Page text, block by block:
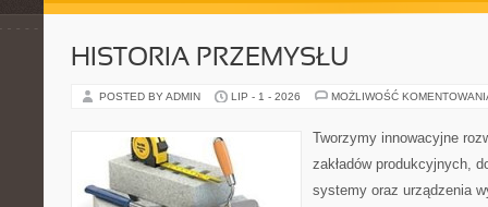
HISTORIA PRZEMYSŁU
POSTED BY ADMIN LIP - 1 - 2026 MOŻLIWOŚĆ
Tworzymy innowacyjne
zakładów produkcyjnych,
systemy oraz urządzenia